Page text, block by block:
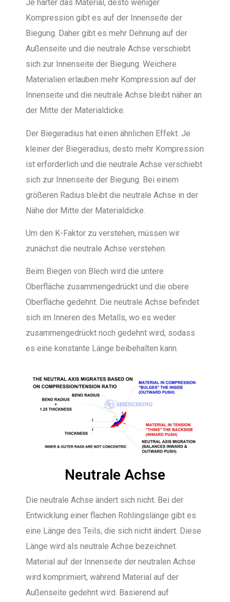
Je härter das Material, desto weniger
Kompression gibt es auf der Innenseite der
Biegung. Daher gibt es mehr Dehnung auf der
Außenseite und die neutrale Achse verschiebt
sich zur Innenseite der Biegung. Weichere
Materialien erlauben mehr Kompression auf der
Innenseite und die neutrale Achse bleibt näher an
der Mitte der Materialdicke.
Der Biegeradius hat einen ähnlichen Effekt. Je
kleiner der Biegeradius, desto mehr Kompression
ist erforderlich und die neutrale Achse verschiebt
sich zur Innenseite der Biegung. Bei einem
größeren Radius bleibt die neutrale Achse in der
Nähe der Mitte der Materialdicke.
Um den K-Faktor zu verstehen, müssen wir
zunächst die neutrale Achse verstehen.
Beim Biegen von Blech wird die untere
Oberfläche zusammengedrückt und die obere
Oberfläche gedehnt. Die neutrale Achse befindet
sich im Inneren des Metalls, wo es weder
zusammengedrückt noch gedehnt wird, sodass
es eine konstante Länge beibehalten kann.
Neutrale Achse
Die neutrale Achse ändert sich nicht. Bei der
Entwicklung einer flachen Rohlingslänge gibt es
eine Länge des Teils, die sich nicht ändert. Diese
Länge wird als neutrale Achse bezeichnet.
Material auf der Innenseite der neutralen Achse
wird komprimiert, während Material auf der
Außenseite gedehnt wird. Basierend auf